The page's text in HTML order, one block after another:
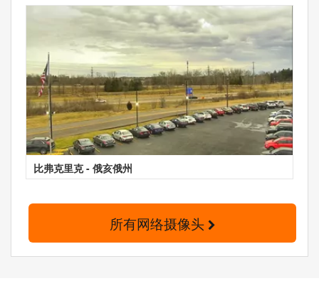
比弗克里克 - 俄亥俄州
所有网络摄像头